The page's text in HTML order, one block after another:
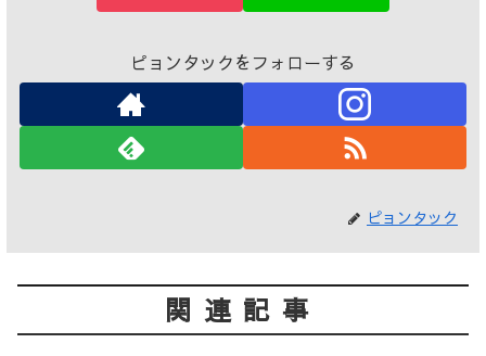
ピョンタックをフォローする
ピョンタック
関連記事